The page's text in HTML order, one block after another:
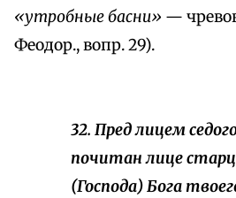
«утробные басни» —
Феодор., вопр. 29).
32. Пред лицем
почитан лице
(Господа) Бога